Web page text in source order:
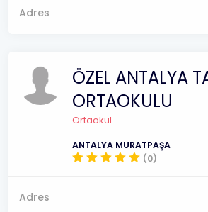
Adres
ÖZEL ANTALYA
ORTAOKULU
Ortaokul
ANTALYA MURATPAŞA
(0)
Adres